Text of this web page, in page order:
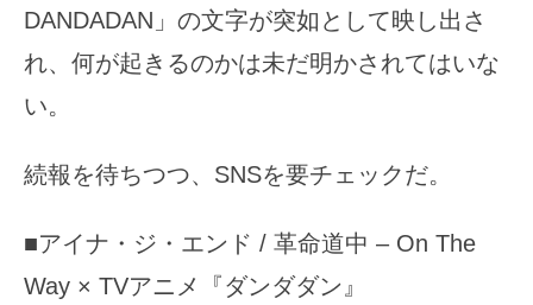
DANDADAN」の文字が突如として映し出さ
れ、何が起きるのかは未だ明かされてはいな
い。
続報を待ちつつ、SNSを要チェックだ。
■アイナ・ジ・エンド / 革命道中 – On The
Way × TVアニメ『ダンダダン』